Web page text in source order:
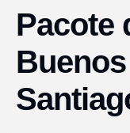
Pacote